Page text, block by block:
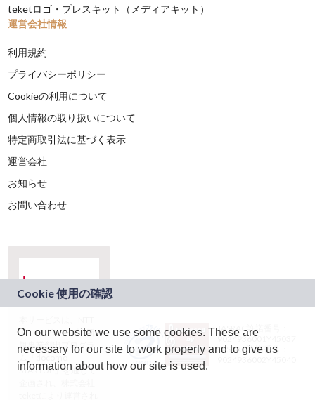
teketロゴ・プレスキット（メディアキット）
運営会社情報
利用規約
プライバシーポリシー
Cookieの利用について
個人情報の取り扱いについて
特定商取引法に基づく表示
運営会社
お知らせ
お問い合わせ
ドコモグループの新
規事業創出プログラ
ム「docomo
STARTUP」を通じて
JASRAC許諾番号：
9024936001Y45037
JASRAC許諾番号：
On our website we use some cookies. These are
necessary for our site to work properly and to give us
information about how our site is used.